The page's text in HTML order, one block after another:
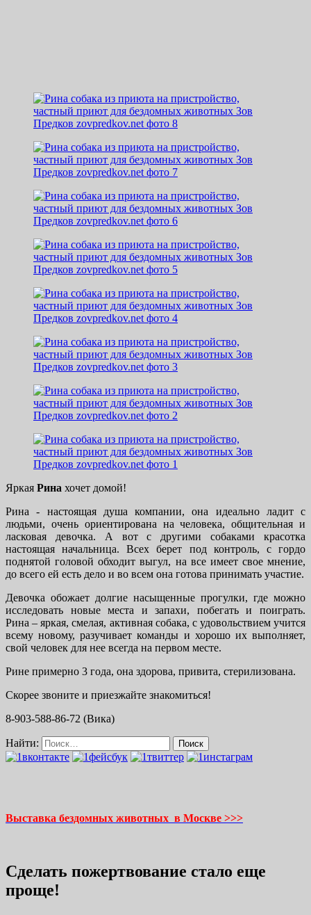
Яркая Рина хочет домой!
Рина - настоящая душа компании, она идеально ладит с
людьми, очень ориентирована на человека, общительная и
ласковая девочка. А вот с другими собаками красотка
настоящая начальница. Всех берет под контроль, с гордо
поднятой головой обходит выгул, на все имеет свое мнение,
до всего ей есть дело и во всем она готова принимать участие.
Девочка обожает долгие насыщенные прогулки, где можно
исследовать новые места и запахи, побегать и поиграть.
Рина – яркая, смелая, активная собака, с удовольствием учится
всему новому, разучивает команды и хорошо их выполняет,
свой человек для нее всегда на первом месте.
Рине примерно 3 года, она здорова, привита, стерилизована.
Скорее звоните и приезжайте знакомиться!
8-903-588-86-72 (Вика)
Найти:
Выставка бездомных животных в Москве >>>
Сделать пожертвование стало еще
проще!